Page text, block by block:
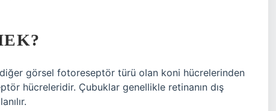
görsel fotoreseptör türü olan koni hücrelerinden
hücreleridir. Çubuklar genellikle retinanın dış